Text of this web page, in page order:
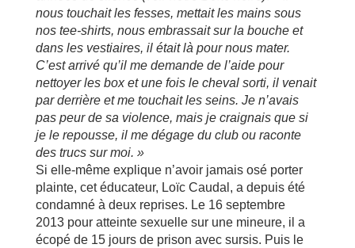
nous touchait les fesses, mettait les mains sous
nos tee-shirts, nous embrassait sur la bouche et
dans les vestiaires, il était là pour nous mater.
C’est arrivéqu’il me demande de l’aide pour
nettoyer les box et une fois le cheval sorti, il venait
par derrière et me touchait les seins. Je n’avais
pas peur de sa violence, mais je craignais que si
je le repousse, il me dégage du club ou raconte
des trucs sur moi. »
Si elle-même explique n’avoir jamais osé porter
plainte, cet éducateur, Loïc Caudal, a depuis été
condamné à deux reprises. Le 16 septembre
2013 pour atteinte sexuelle sur une mineure, il a
écopé de 15 jours de prison avec sursis. Puis le